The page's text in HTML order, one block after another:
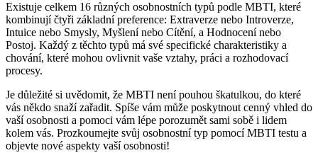
Existuje celkem 16 různých osobnostních typů podle MBTI, které
kombinují čtyři základní preference: Extraverze nebo Introverze,
Intuice nebo Smysly, Myšlení nebo Cítění, a Hodnocení nebo
Postoj. Každý z těchto typů má své specifické charakteristiky a
chování, které mohou ovlivnit vaše vztahy, práci a rozhodovací
procesy.
Je důležité si uvědomit, že MBTI není pouhou škatulkou, do které
vás někdo snaží zařadit. Spíše vám může poskytnout cenný vhled do
vaší osobnosti a pomoci vám lépe porozumět sami sobě i lidem
kolem vás. Prozkoumejte svůj osobnostní typ pomocí MBTI testu a
objevte nové aspekty vaší osobnosti!